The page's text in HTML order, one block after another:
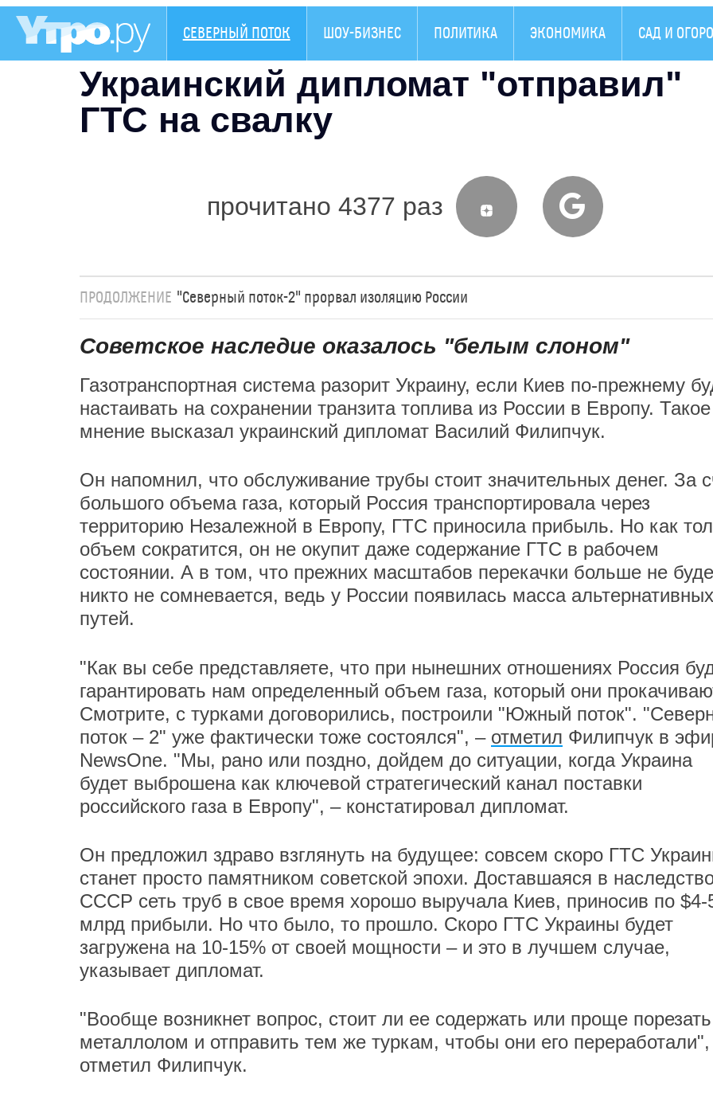
СЕВЕРНЫЙ ПОТОК ШОУ-БИЗНЕС ПОЛИТИКА ЭКОНОМИКА САД И
Украинский дипломат "отправил"
ГТС на свалку
прочитано 4377 раз
ПРОДОЛЖЕНИЕ "Северный поток-2" прорвал изоляцию России
Советское наследие оказалось "белым слоном"
Газотранспортная система разорит Украину, если Киев по-прежнему
настаивать на сохранении транзита топлива из России в Европу. Такое
мнение высказал украинский дипломат Василий Филипчук.
Он напомнил, что обслуживание трубы стоит значительных денег. За
большого объема газа, который Россия транспортировала через
территорию Незалежной в Европу, ГТС приносила прибыль. Но как
объем сократится, он не окупит даже содержание ГТС в рабочем
состоянии. А в том, что прежних масштабов перекачки больше не
никто не сомневается, ведь у России появилась масса альтернативных
путей.
"Как вы себе представляете, что при нынешних отношениях Россия
гарантировать нам определенный объем газа, который они
Смотрите, с турками договорились, построили "Южный поток".
поток – 2" уже фактически тоже состоялся", – отметил Филипчук в
NewsOne. "Мы, рано или поздно, дойдем до ситуации, когда Украина
будет выброшена как ключевой стратегический канал поставки
российского газа в Европу", – констатировал дипломат.
Он предложил здраво взглянуть на будущее: совсем скоро ГТС
станет просто памятником советской эпохи. Доставшаяся в
СССР сеть труб в свое время хорошо выручала Киев, приносив по $4-
млрд прибыли. Но что было, то прошло. Скоро ГТС Украины будет
загружена на 10-15% от своей мощности – и это в лучшем случае,
указывает дипломат.
"Вообще возникнет вопрос, стоит ли ее содержать или проще
металлолом и отправить тем же туркам, чтобы они его
отметил Филипчук.